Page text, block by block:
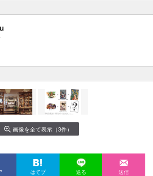
画像を全て表示（3件）
はてブ 送る 送信